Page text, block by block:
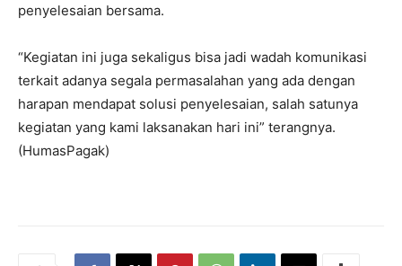
penyelesaian bersama.
“Kegiatan ini juga sekaligus bisa jadi wadah komunikasi
terkait adanya segala permasalahan yang ada dengan
harapan mendapat solusi penyelesaian, salah satunya
kegiatan yang kami laksanakan hari ini” terangnya.
(HumasPagak)